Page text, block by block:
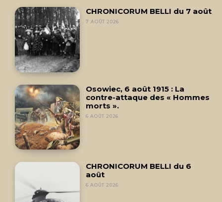
CHRONICORUM BELLI du 7 août
7 AOÛT 2026
Osowiec, 6 août 1915 : La
contre-attaque des « Hommes
morts ».
6 AOÛT 2026
CHRONICORUM BELLI du 6
août
6 AOÛT 2026